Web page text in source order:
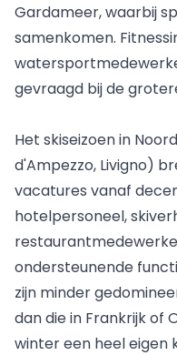
Gardameer, waarbij
samenkomen.
gevraagd bij de
Het skiseizoen in
d'Ampezzo, Livigno)
vacatures vanaf
hotelpersoneel,
ondersteunende
zijn minder
dan die in Frankrijk of
winter een heel eigen